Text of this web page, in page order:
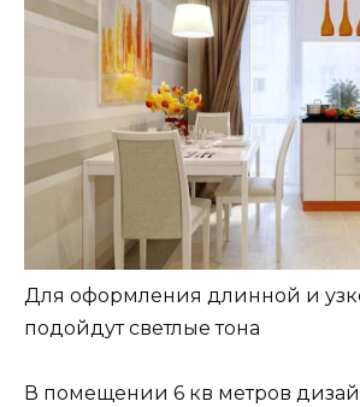
Для оформления длинной и
подойдут светлые тона
В помещении 6 кв метров